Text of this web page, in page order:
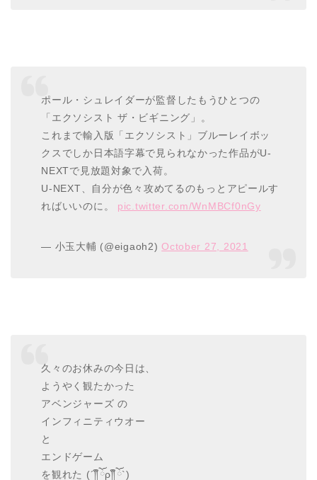
ポール・シュレイダーが監督したもうひとつの
「エクソシスト ザ・ビギニング」。
これまで輸入版「エクソシスト」ブルーレイボッ
クスでしか日本語字幕で見られなかった作品がU-
NEXTで見放題対象で入荷。
U-NEXT、自分が色々攻めてるのもっとアピールす
ればいいのに。 pic.twitter.com/WnMBCf0nGy
— 小玉大輔 (@eigaoh2)October 27, 2021
久々のお休みの今日は、
ようやく観たかった
アベンジャーズ の
インフィニティウオー
と
エンドゲーム
を観れた (´༎ຶོρ༎ຶོ`)